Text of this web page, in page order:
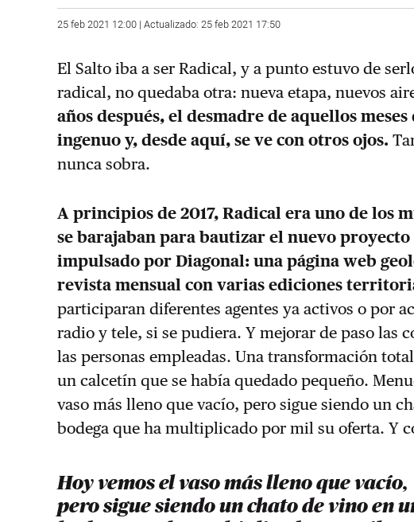
25 feb 2021 12:00 | Actualizado: 25 feb 2021 17:50
El Salto iba a ser Radical, y a punto estuvo de
radical, no quedaba otra: nueva etapa, nuevos
años después, el desmadre de aquellos
ingenuo y, desde aquí, se ve con otros ojos.
nunca sobra.
A principios de 2017, Radical era uno de los
se barajaban para bautizar el nuevo
impulsado por Diagonal: una página web
revista mensual con varias ediciones
participaran diferentes agentes ya activos o por
radio y tele, si se pudiera. Y mejorar de paso las
las personas empleadas. Una transformación
un calcetín que se había quedado pequeño.
vaso más lleno que vacío, pero sigue siendo un
bodega que ha multiplicado por mil su oferta. Y
Hoy vemos el vaso más lleno que vacío,
pero sigue siendo un chato de vino en